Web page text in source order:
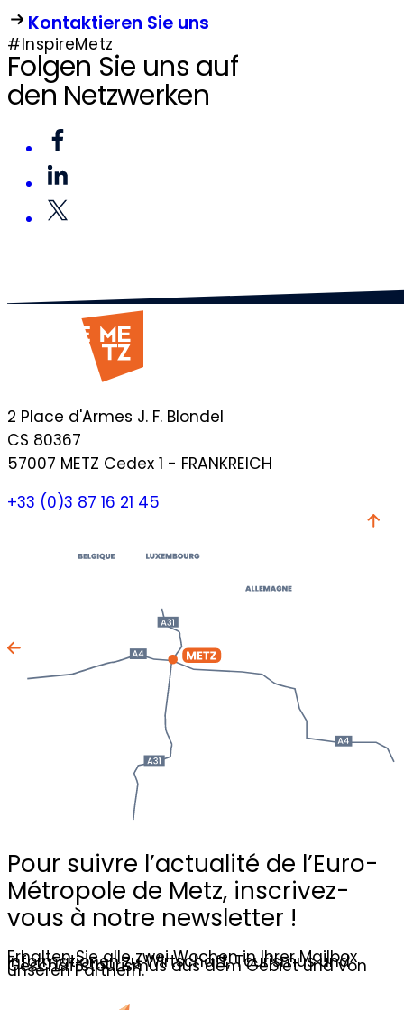
Kontaktieren Sie uns
#InspireMetz
Folgen Sie uns auf
den Netzwerken
2 Place d'Armes J. F. Blondel
CS 80367
57007 METZ Cedex 1 - FRANKREICH
+33 (0)3 87 16 21 45
Pour suivre l’actualité de l’Euro-
Métropole de Metz, inscrivez-
vous à notre newsletter !
Erhalten Sie alle zwei Wochen in Ihrer Mailbox
Informationen zu Wirtschaft, Tourismus und
Geschäftstourismus aus dem Gebiet und von
unseren Partnern.